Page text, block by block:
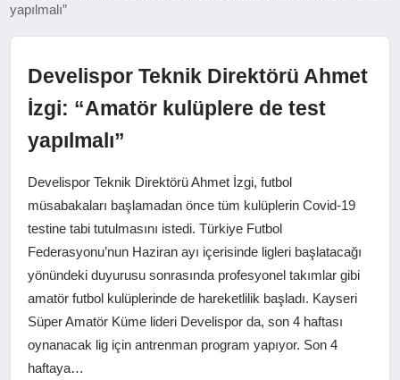
ÇEVRE
SPOR
EKONOMI
SAĞLIK
YAŞAM
yapılmalı”
Develispor Teknik Direktörü Ahmet
İzgi: “Amatör kulüplere de test
yapılmalı”
Develispor Teknik Direktörü Ahmet İzgi, futbol
müsabakaları başlamadan önce tüm kulüplerin Covid-19
testine tabi tutulmasını istedi. Türkiye Futbol
Federasyonu’nun Haziran ayı içerisinde ligleri başlatacağı
yönündeki duyurusu sonrasında profesyonel takımlar gibi
amatör futbol kulüplerinde de hareketlilik başladı. Kayseri
Süper Amatör Küme lideri Develispor da, son 4 haftası
oynanacak lig için antrenman program yapıyor. Son 4
haftaya…